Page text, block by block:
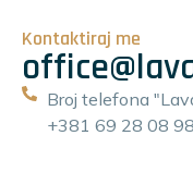
Kontaktiraj me
Broj telefona
+381 69 28 08